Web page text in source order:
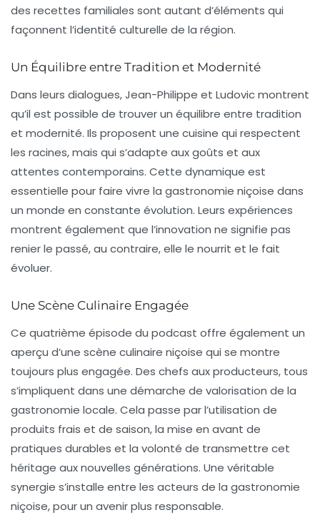
des recettes familiales sont autant d’éléments qui
façonnent l’identité culturelle de la région.
Un Équilibre entre Tradition et Modernité
Dans leurs dialogues, Jean-Philippe et Ludovic montrent
qu’il est possible de trouver un équilibre entre tradition
et modernité. Ils proposent une cuisine qui respectent
les racines, mais qui s’adapte aux goûts et aux
attentes contemporains. Cette dynamique est
essentielle pour faire vivre la gastronomie niçoise dans
un monde en constante évolution. Leurs expériences
montrent également que l’innovation ne signifie pas
renier le passé, au contraire, elle le nourrit et le fait
évoluer.
Une Scène Culinaire Engagée
Ce quatrième épisode du podcast offre également un
aperçu d’une scène culinaire niçoise qui se montre
toujours plus engagée. Des chefs aux producteurs, tous
s’impliquent dans une démarche de valorisation de la
gastronomie locale. Cela passe par l’utilisation de
produits frais et de saison, la mise en avant de
pratiques durables et la volonté de transmettre cet
héritage aux nouvelles générations. Une véritable
synergie s’installe entre les acteurs de la gastronomie
niçoise, pour un avenir plus responsable.